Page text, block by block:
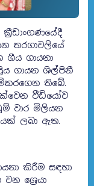
තරගාවලියේ
ගීය ගායනා
ගායන ශිල්පිනී
තිබේ.
වීඩියෝව
වාර මිලියන
ලබා ඇත.
කිරීම සඳහා
ශ්‍රෙයා